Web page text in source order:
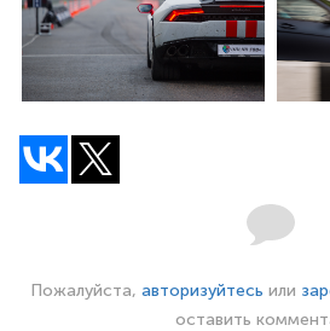
Пожалуйста, авторизуйтесь или
оставить